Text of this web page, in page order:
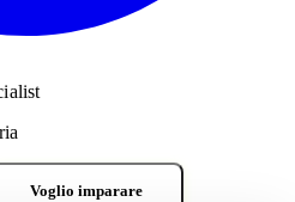
Voglio imparare